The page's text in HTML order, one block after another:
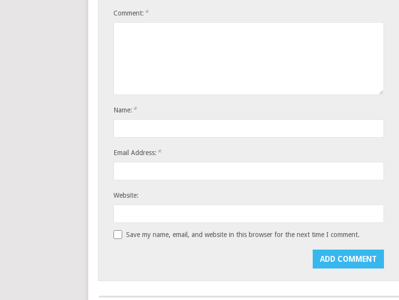
Comment: *
Name: *
Email Address: *
Website:
Save my name, email, and website in this browser for the next time I comment.